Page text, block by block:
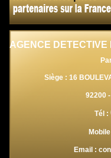
AGENCE DETECTIVE
Siège : 16
92200
Tél :
Email :